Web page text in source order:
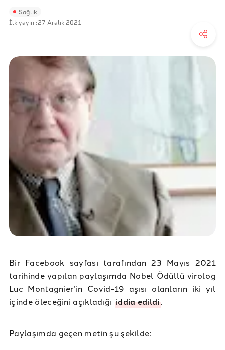
Sağlık
İlk yayın :27 Aralık 2021
Bir Facebook sayfası tarafından 23 Mayıs 2021
tarihinde yapılan paylaşımda Nobel Ödüllü virolog
Luc Montagnier’in Covid-19 aşısı olanların iki yıl
içinde öleceğini açıkladığı iddia edildi.
Paylaşımda geçen metin şu şekilde: